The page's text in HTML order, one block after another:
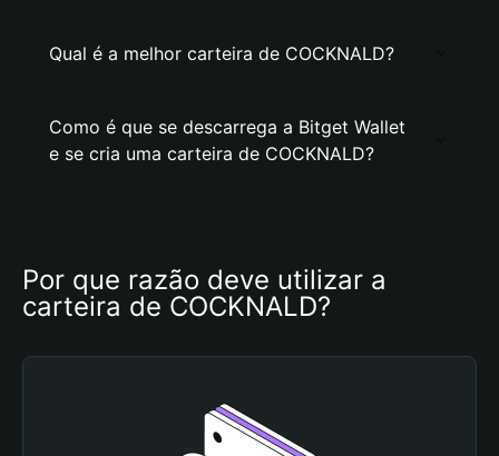
Qual é a melhor carteira de COCKNALD?
Como é que se descarrega a Bitget Wallet
e se cria uma carteira de COCKNALD?
Por que razão deve utilizar a
carteira de COCKNALD?